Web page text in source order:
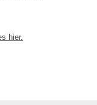
hier.